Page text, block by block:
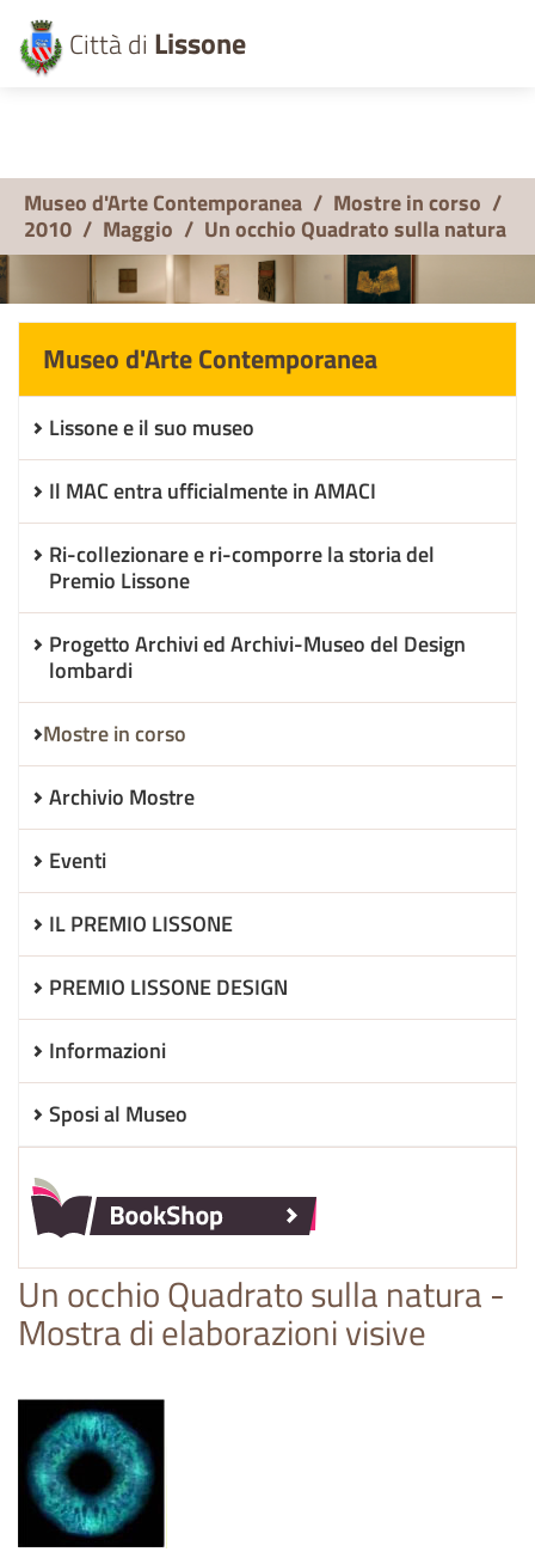
Città di Lissone
Museo d'Arte Contemporanea / Mostre in corso /
2010 / Maggio / Un occhio Quadrato sulla natura
Museo d'Arte Contemporanea
Lissone e il suo museo
Il MAC entra ufficialmente in AMACI
Ri-collezionare e ri-comporre la storia del
Premio Lissone
Progetto Archivi ed Archivi-Museo del Design
lombardi
Mostre in corso
Archivio Mostre
Eventi
IL PREMIO LISSONE
PREMIO LISSONE DESIGN
Informazioni
Sposi al Museo
Un occhio Quadrato sulla natura -
Mostra di elaborazioni visive